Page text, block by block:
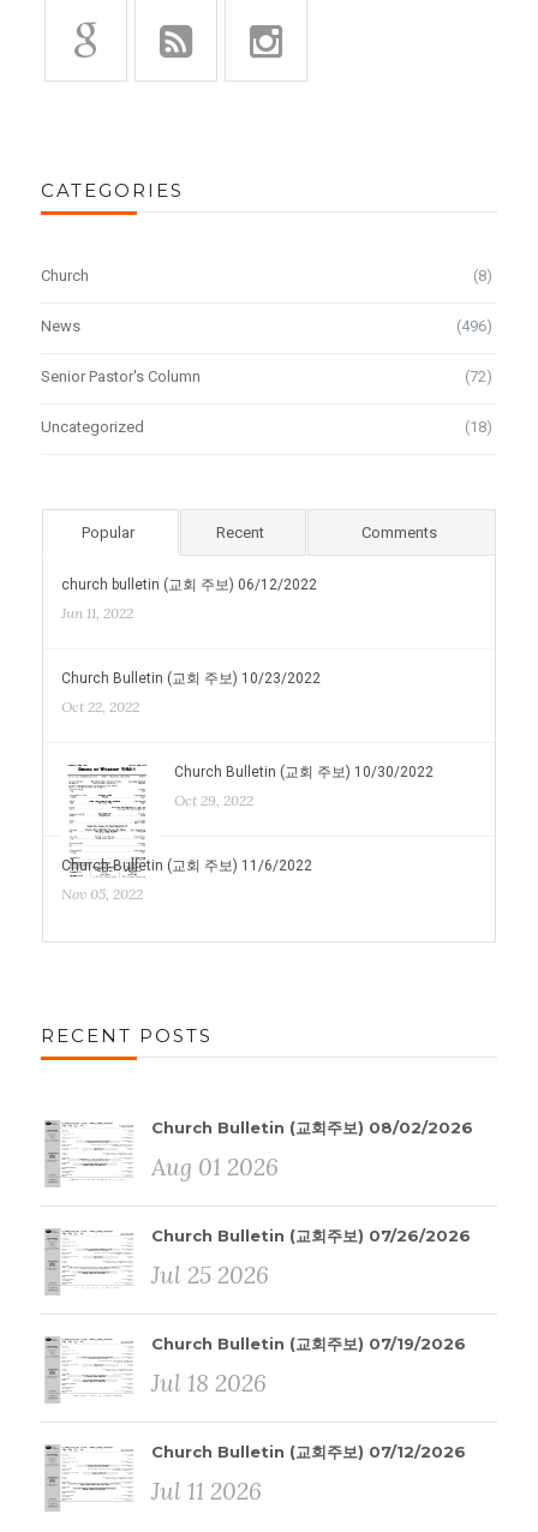
CATEGORIES
Church (8)
News (496)
Senior Pastor's Column (72)
Uncategorized (18)
Popular Recent Comments
church bulletin (교회 주보) 06/12/2022
Jun 11, 2022
Church Bulletin (교회 주보) 10/23/2022
Oct 22, 2022
Church Bulletin (교회 주보) 10/30/2022
Oct 29, 2022
Church Bulletin (교회 주보) 11/6/2022
Nov 05, 2022
RECENT POSTS
Church Bulletin (교회주보) 08/02/2026
Aug 01 2026
Church Bulletin (교회주보) 07/26/2026
Jul 25 2026
Church Bulletin (교회주보) 07/19/2026
Jul 18 2026
Church Bulletin (교회주보) 07/12/2026
Jul 11 2026